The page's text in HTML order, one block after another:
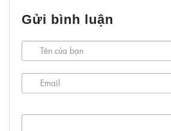
Gửi bình luận